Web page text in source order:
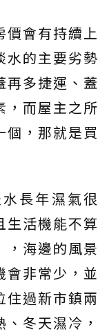
價會有持續上
水的主要劣勢
再多捷運、蓋
，而屋主之所
個，那就是買
長年濕氣很
生活機能不算
，海邊的風景
會非常少，並
住過新市鎮兩
冬天濕冷，